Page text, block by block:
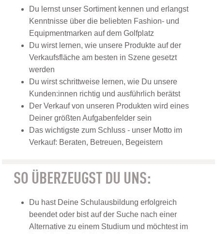
Du lernst unser Sortiment kennen und erlangst
Kenntnisse über die beliebten Fashion- und
Equipmentmarken auf dem Golfplatz
Du wirst lernen, wie unsere Produkte auf der
Verkaufsfläche am besten in Szene gesetzt
werden
Du wirst schrittweise lernen, wie Du unsere
Kunden:innen richtig und ausführlich berätst
Der Verkauf von unseren Produkten wird eines
Deiner größten Aufgabenfelder sein
Das wichtigste zum Schluss - unser Motto im
Verkauf: Beraten, Betreuen, Begeistern
SO ÜBERZEUGST DU UNS:
Du hast Deine Schulausbildung erfolgreich
beendet oder bist auf der Suche nach einer
Alternative zu einem Studium und möchtest im